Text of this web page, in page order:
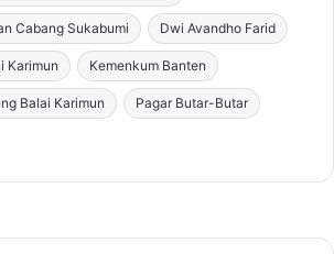
Cabang Sukabumi Dwi Avandho Farid
Karimun Kemenkum Banten
Balai Karimun Pagar Butar-Butar